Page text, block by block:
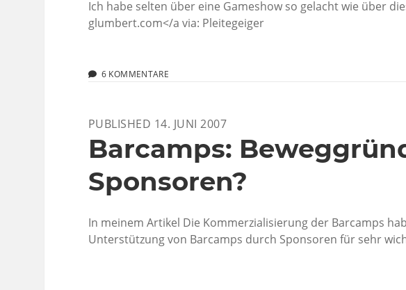
ZWECKE“
Ich habe selten über eine Gameshow so gelacht wie über
glumbert.com</a via: Pleitegeiger
6 KOMMENTARE
PUBLISHED 14. JUNI 2007
Barcamps:
Sponsoren?
In meinem Artikel Die Kommerzialisierung der Barcamps
Unterstützung von Barcamps durch Sponsoren für sehr